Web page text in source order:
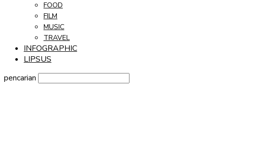
FOOD
FILM
MUSIC
TRAVEL
INFOGRAPHIC
LIPSUS
pencarian